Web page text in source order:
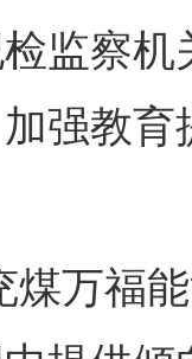
监察
强教育
万福能